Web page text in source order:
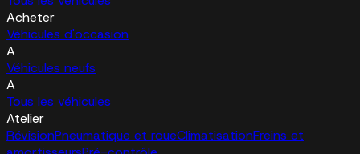
Acheter
Véhicules d'occasion
A
Véhicules neufs
A
Tous les véhicules
Atelier
RévisionPneumatique et roueClimatisationFreins et